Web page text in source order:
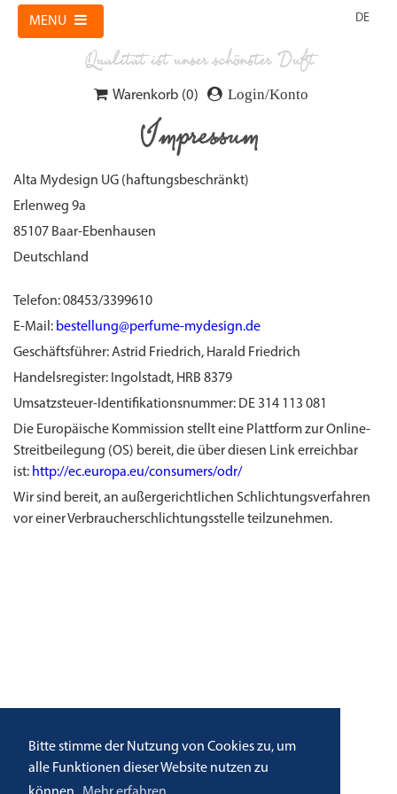
Bitte stimme der Nutzung von Cookies zu, um
alle Funktionen dieser Website nutzen zu
MENU
Qualität ist unser schönster Duft
Warenkorb (0) Login/Konto
Impressum
Alta Mydesign UG (haftungsbeschränkt)
Erlenweg 9a
85107 Baar-Ebenhausen
Deutschland
Telefon: 08453/3399610
E-Mail: bestellung@perfume-mydesign.de
Geschäftsführer: Astrid Friedrich, Harald Friedrich
Handelsregister: Ingolstadt, HRB 8379
Umsatzsteuer-Identifikationsnummer: DE 314 113 081
Die Europäische Kommission stellt eine Plattform zur Online-
Streitbeilegung (OS) bereit, die über diesen Link erreichbar
ist: http://ec.europa.eu/consumers/odr/
Wir sind bereit, an außergerichtlichen Schlichtungsverfahren
vor einer Verbraucherschlichtungsstelle teilzunehmen.